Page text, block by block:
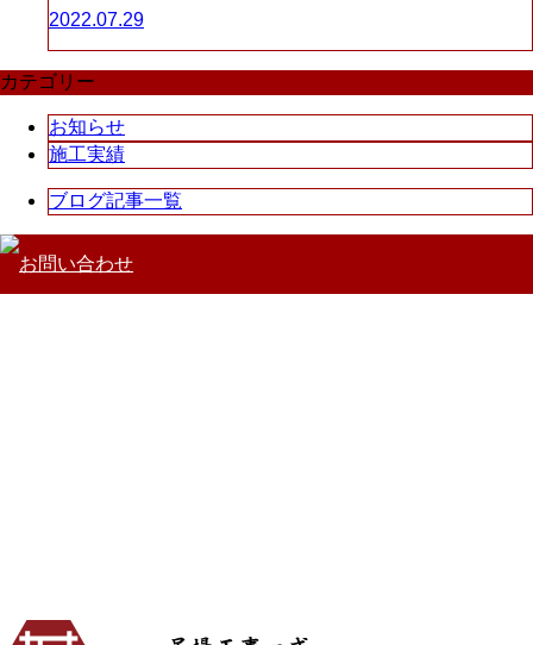
2022.07.29
カテゴリー
お知らせ
施工実績
ブログ記事一覧